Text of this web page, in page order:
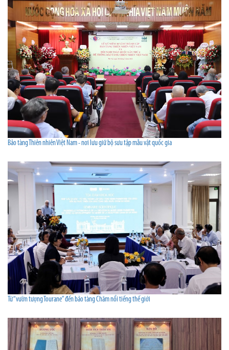
Bảo tàng Thiên nhiên Việt Nam - nơi lưu giữ bộ sưu tập mẫu vật quốc gia
Từ “vườn tượng Tourane” đến bảo tàng Chăm nổi tiếng thế giới